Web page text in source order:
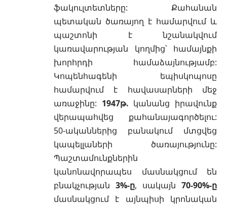
ֆակուլտետները: Քահանան
պետական ծառայող է համարվում և
պաշտոնի է նշանակվում
կառավարության կողմից՝ համայնքի
խորհրդի համաձայնությամբ:
Կոպենհագենի եպիսկոպոսը
համարվում է հավասարների մեջ
առաջինը: 1947թ. կանանց իրավունք
վերապահվեց քահանայագործելու:
50-ականներից բանակում մտցվեց
կապելլաների ծառայությունը:
Պաշտամունքներին
կանոնավորապես մասնակցում են
բնակչության 3%-ը, սակայն 70-90%-ը
մասնակցում է այնպիսի կրոնական